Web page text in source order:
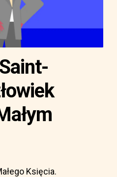
Księcia.